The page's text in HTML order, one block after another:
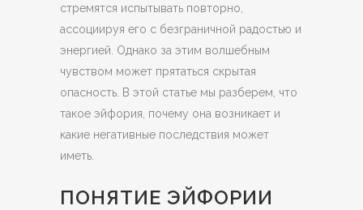
стремятся испытывать повторно,
ассоциируя его с безграничной радостью и
энергией. Однако за этим волшебным
чувством может прятаться скрытая
опасность. В этой статье мы разберем, что
такое эйфория, почему она возникает и
какие негативные последствия может
иметь.
ПОНЯТИЕ ЭЙФОРИИ